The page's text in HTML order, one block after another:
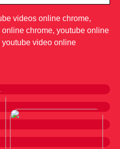
videos online chrome,
chrome, youtube online
video online